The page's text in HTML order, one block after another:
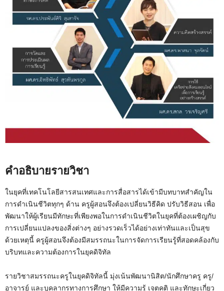
คำอธิบายรายวิชา
ในยุคที่เทคโนโลยีสารสนเทศและการสื่อสารได้เข้ามีบทบาทสำคัญใน
การดำเนินชีวิตทุกๆ ด้าน ครูผู้สอนจึงต้องเปลี่ยนวิธีคิด ปรับวิธีสอน เพื่อ
พัฒนาให้ผู้เรียนมีทักษะที่เพียงพอในการดำเนินชีวิตในยุคที่ต้องเผชิญกับ
การเปลี่ยนแปลงของสิ่งต่างๆ อย่างรวดเร็วได้อย่างเท่าทันและเป็นสุข
ด้วยเหตุนี้ ครูผู้สอนจึงต้องมีสมรรถนะในการจัดการเรียนรู้ที่สอดคล้องกับ
บริบทและความต้องการในยุคดิจิทัล
รายวิชาสมรรถนะครูในยุคดิจิทัลนี้ มุ่งเน้นพัฒนานิสิต/นักศึกษาครู ครู/
อาจารย์ และบุคลากรทางการศึกษา ให้มีความรู้ เจตคติ และทักษะเกี่ยว